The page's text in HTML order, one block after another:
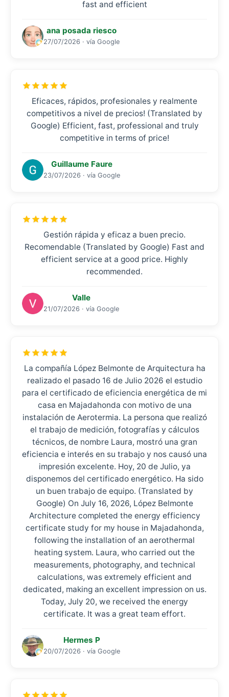
fast and efficient
ana posada riesco
27/07/2026 · vía Google
Eficaces, rápidos, profesionales y realmente
competitivos a nivel de precios! (Translated by
Google) Efficient, fast, professional and truly
competitive in terms of price!
Guillaume Faure
23/07/2026 · vía Google
Gestión rápida y eficaz a buen precio.
Recomendable (Translated by Google) Fast and
efficient service at a good price. Highly
recommended.
Valle
21/07/2026 · vía Google
La compañía López Belmonte de Arquitectura ha
realizado el pasado 16 de Julio 2026 el estudio
para el certificado de eficiencia energética de mi
casa en Majadahonda con motivo de una
instalación de Aerotermia. La persona que realizó
el trabajo de medición, fotografías y cálculos
técnicos, de nombre Laura, mostró una gran
eficiencia e interés en su trabajo y nos causó una
impresión excelente. Hoy, 20 de Julio, ya
disponemos del certificado energético. Ha sido
un buen trabajo de equipo. (Translated by
Google) On July 16, 2026, López Belmonte
Architecture completed the energy efficiency
certificate study for my house in Majadahonda,
following the installation of an aerothermal
heating system. Laura, who carried out the
measurements, photography, and technical
calculations, was extremely efficient and
dedicated, making an excellent impression on us.
Today, July 20, we received the energy
certificate. It was a great team effort.
Hermes P
20/07/2026 · vía Google